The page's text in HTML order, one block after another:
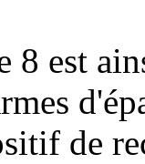
8 est
de